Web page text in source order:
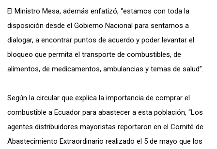
El Ministro Mesa, además enfatizó, “estamos con toda la
disposición desde el Gobierno Nacional para sentarnos a
dialogar, a encontrar puntos de acuerdo y poder levantar el
bloqueo que permita el transporte de combustibles, de
alimentos, de medicamentos, ambulancias y temas de salud”.
Según la circular que explica la importancia de comprar el
combustible a Ecuador para abastecer a esta población, “Los
agentes distribuidores mayoristas reportaron en el Comité de
Abastecimiento Extraordinario realizado el 5 de mayo que los